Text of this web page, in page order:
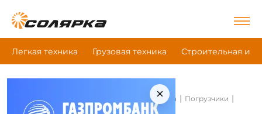
Легкая техника Грузовая техника Строительная и
×
Главная Строительная и дорожная техника | Погрузчики |
Hangcha Cpcd100N